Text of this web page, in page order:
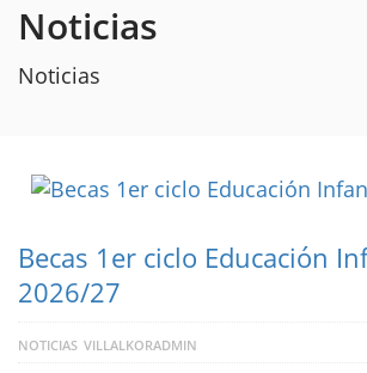
Noticias
Noticias
Becas 1er ciclo Educación
2026/27
NOTICIAS VILLALKORADMIN